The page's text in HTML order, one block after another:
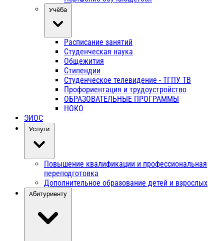
Учёба
Расписание занятий
Студенческая наука
Общежития
Стипендии
Студенческое телевидение - ТГПУ ТВ
Профориентация и трудоустройство
ОБРАЗОВАТЕЛЬНЫЕ ПРОГРАММЫ
НОКО
ЭИОС
Услуги
Повышение квалификации и профессиональная
переподготовка
Дополнительное образование детей и взрослых
Абитуриенту